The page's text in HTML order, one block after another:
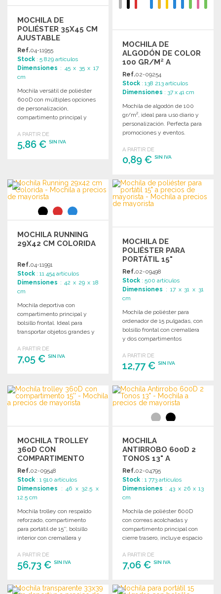
MOCHILA DE
POLIÉSTER 35X45 CM
AJUSTABLE
Ref.04-11955
Stock : 5 829 artículos
Dimensiones : 45 x 35 x 17
cm
Mochila versátil de poliéster
600D con múltiples opciones
de personalización,
compartimento principal y
adultos y niños.
A PARTIR DE
5,86 € SIN IVA
Solicitar un presupuesto
MOCHILA DE
ALGODÓN DE COLOR
100 GR/M² A
PRECIOS DE
MAYORISTA
Ref.02-09254
Stock : 138 213 artículos
Dimensiones : 37 x 41 cm
Mochila de algodón de 100
gr/m², ideal para uso diario y
personalización. Perfecta para
promociones y eventos.
A PARTIR DE
0,89 €SIN IVA
PEDIR
Solicitar un presupuesto
MOCHILA RUNNING
29X42 CM COLORIDA
Ref.04-11991
Stock : 11 454 artículos
Dimensiones : 42 x 29 x 18
cm
Mochila deportiva con
compartimento principal y
bolsillo frontal. Ideal para
transportar objetos grandes y
varios colores.
A PARTIR DE
7,05 € SIN IVA
Solicitar un presupuesto
MOCHILA DE
POLIÉSTER PARA
PORTÁTIL 15"
Ref.02-09498
Stock : 500 artículos
Dimensiones : 17 x 31 x 31
cm
Mochila de poliéster para
ordenador de 15 pulgadas, con
bolsillo frontal con cremallera
y dos compartimentos
A PARTIR DE
12,77 €SIN IVA
PEDIR
Solicitar un presupuesto
MOCHILA TROLLEY
360D CON
COMPARTIMENTO
15'' A PRECIOS DE
MAYORISTA
Ref.02-09548
Stock : 1 910 artículos
Dimensiones : 46 x 32.5 x
12.5 cm
Mochila trolley con respaldo
reforzado, compartimento
para portátil de 15'', bolsillo
interior con cremallera y
A PARTIR DE
56,73 € SIN IVA
PEDIR
MOCHILA
ANTIRROBO 600D 2
TONOS 13" A
PRECIOS DE
MAYORISTA
Ref.02-04795
Stock : 1 773 artículos
Dimensiones : 43 x 26 x 13
cm
Mochila de poliéster 600D
con correas acolchadas y
compartimento principal con
cierre trasero, incluye espacio
A PARTIR DE
7,06 €SIN IVA
PEDIR